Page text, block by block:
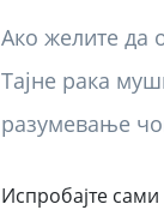
Ако желите да
Тајне рака
разумевање
Испробајте сами